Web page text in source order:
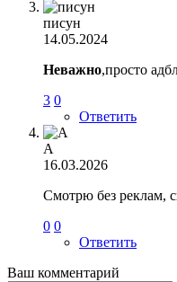
писун
14.05.2024
Неважно,просто
3 0
Ответить
А
16.03.2026
Смотрю без реклам,
0 0
Ответить
Ваш комментарий